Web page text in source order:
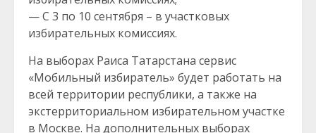
— С 3 по 10 сентября – в участковых
избирательных комиссиях.
На выборах Раиса Татарстана сервис
«Мобильный избиратель» будет работать на
всей территории республики, а также на
экстерриториальном избирательном участке
в Москве. На дополнительных выборах